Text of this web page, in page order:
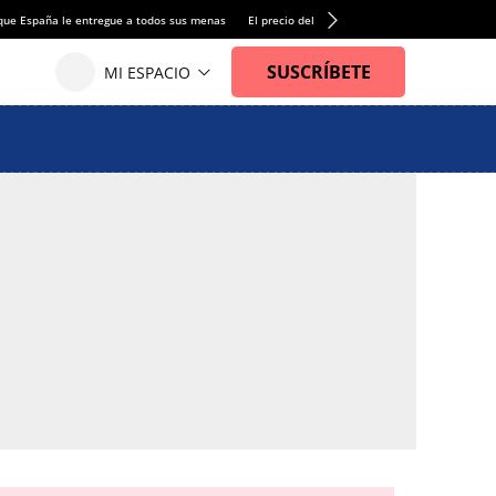
España le entregue a todos sus menas El precio del alquiler de vivienda baja por